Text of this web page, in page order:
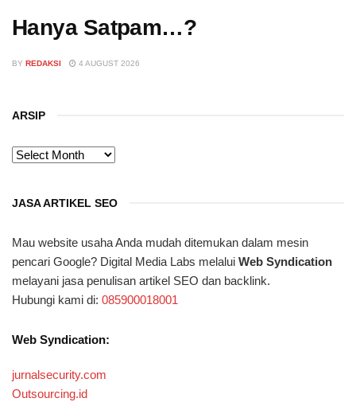
Hanya Satpam…?
BY REDAKSI 4 AUGUST 2026
ARSIP
ARSIP
JASA ARTIKEL SEO
Mau website usaha Anda mudah ditemukan dalam mesin
pencari Google? Digital Media Labs melalui Web Syndication
melayani jasa penulisan artikel SEO dan backlink.
Hubungi kami di: 085900018001
Web Syndication:
jurnalsecurity.com
Outsourcing.id